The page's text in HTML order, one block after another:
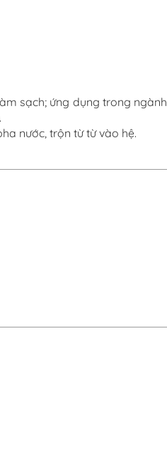
sạch; ứng dụng trong
nước, trộn từ từ vào hệ.